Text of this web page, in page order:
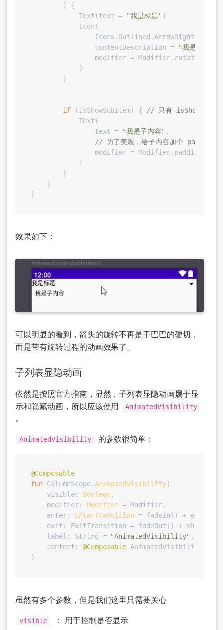
        ) {
            Text(text =
"我是标题" )
            Icon(
                Icons.Outlined.ArrowRight,
                contentDescription =
"我是箭头"
modifier =
            )
        }
if (isShowSubItem) {
// 只有
            Text(
                text =
"我是子内容" ,
// 为了美观，给子内容加个 padding
modifier =
            )
        }
    }
效果如下：
可以明显的看到，箭头的旋转不再是干巴巴的硬切，
而是带有旋转过程的动画效果了。
子列表显隐动画
依然是按照官方指南，显然，子列表显隐动画属于显
示和隐藏动画，所以应该使用
AnimatedVisibility
。
AnimatedVisibility 的参数很简单：
@Composable
fun ColumnScope.AnimatedVisibility(
    visible:
Boolean,
    modifier:
Modifier = Modifier,
    enter:
EnterTransition = fadeIn()
+
exit: ExitTransition = fadeOut() +
    label: String =
"AnimatedVisibility" ,
    content:
@Composable
虽然有多个参数，但是我们这里只需要关心
visible ： 用于控制是否显示